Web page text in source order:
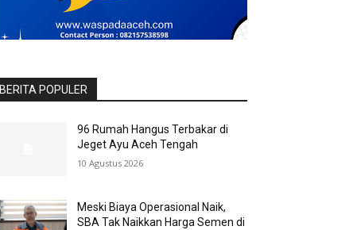
BERITA POPULER
96 Rumah Hangus Terbakar di
Jeget Ayu Aceh Tengah
10 Agustus 2026
Meski Biaya Operasional Naik,
SBA Tak Naikkan Harga Semen di